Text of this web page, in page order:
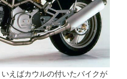
えばカウルの付いたバイクが